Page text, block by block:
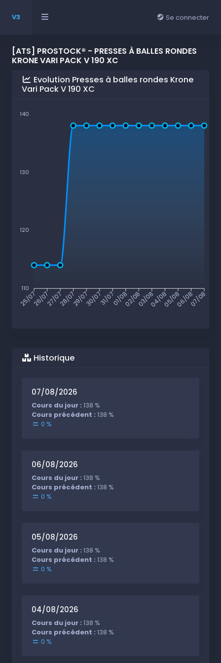
V3 Se connecter
[ATS] PROSTOCK® - PRESSES À BALLES RONDES
KRONE VARI PACK V 190 XC
Evolution Presses à balles rondes Krone
Vari Pack V 190 XC
140
130
120
110
25/0726/0727/0728/0729/0730/0731/0701/0802/0803/0804/0805/0806/0807/08
Historique
07/08/2026
Cours du jour : 138 %
Cours précédent : 138 %
0 %
06/08/2026
Cours du jour : 138 %
Cours précédent : 138 %
0 %
05/08/2026
Cours du jour : 138 %
Cours précédent : 138 %
0 %
04/08/2026
Cours du jour : 138 %
Cours précédent : 138 %
0 %